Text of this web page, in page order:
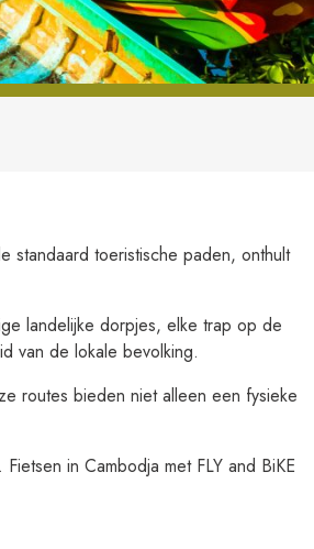
standaard toeristische paden, onthult
landelijke dorpjes, elke trap op de
van de lokale bevolking.
routes bieden niet alleen een fysieke
in Cambodja met FLY and BiKE